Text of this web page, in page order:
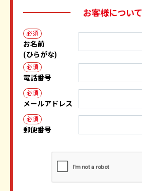
お客様について
必須
お名前
(ひらがな)
必須
電話番号
必須
メールアドレス
必須
郵便番号